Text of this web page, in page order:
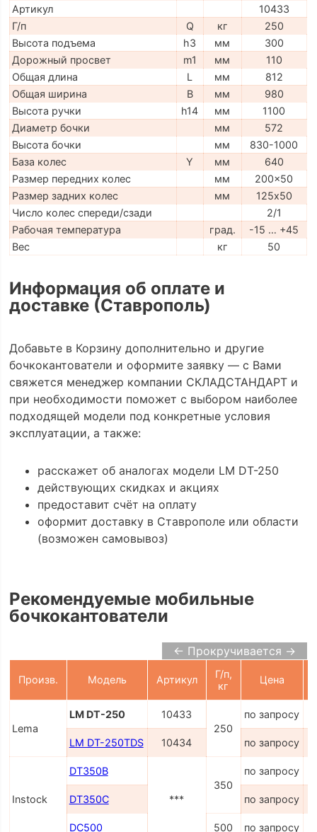
Артикул
10433
Г/п
Q кг
250
Высота подъема
h3 мм
300
Дорожный просвет
m1 мм
110
Общая длина
L мм
812
Общая ширина
B мм
980
Высота ручки
h14 мм
1100
Диаметр бочки
мм
572
Высота бочки
мм
830-1000
База колес
Y мм
640
Размер передних колес
мм
200x50
Размер задних колес
мм
125х50
Число колес спереди/сзади
2/1
Рабочая температура
град.
-15 … +45
Вес
кг 50
Информация об оплате и
доставке (Ставрополь)
Добавьте в Корзину дополнительно и другие
бочкокантователи и оформите заявку — с Вами
свяжется менеджер компании СКЛАДСТАНДАРТ и
при необходимости поможет с выбором наиболее
подходящей модели под конкретные условия
эксплуатации, а также:
расскажет об аналогах модели LM DT-250
действующих скидках и акциях
предоставит счёт на оплату
оформит доставку в Ставрополе или области
(возможен самовывоз)
Рекомендуемые мобильные
бочкокантователи
← Прокручивается →
Произв. Модель Артикул
Г/п,
кг
Цена
Lema
LM DT-250
10433
250
по запросу
LM DT-250TDS 10434 по запросу
Instock
DT350B
***
350
по запросу
DT350C по запросу
DC500 500 по запросу